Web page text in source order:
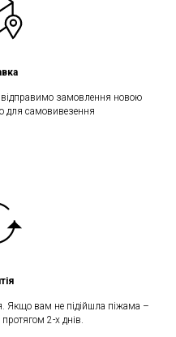
замовлення новою
для самовивезення
Якщо вам не підійшла піжама –
2-х днів.